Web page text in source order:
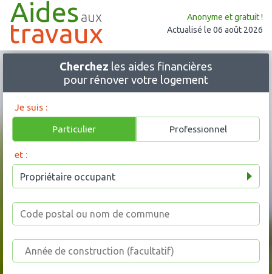
Aides aux
travaux
Anonyme et gratuit !
Actualisé le 06 août 2026
Cherchez les aides financières
pour rénover votre logement
Je suis :
Particulier Professionnel
et :
Propriétaire occupant